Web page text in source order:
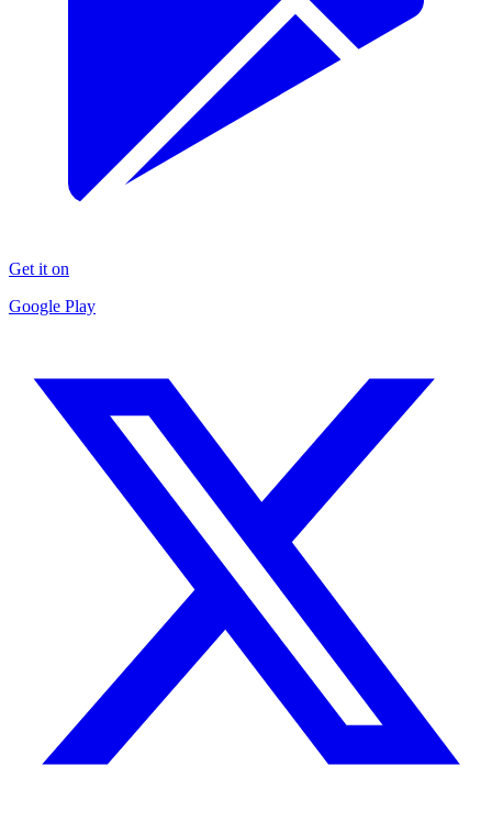
Get it on
Google Play